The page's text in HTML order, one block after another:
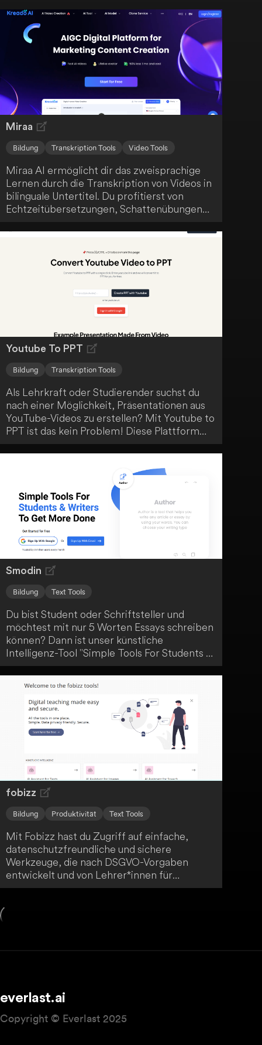
das Richtige für dich! Diese Anwendung
unterstützt bereits über 50 Plattformen und
erweitert ihr Angebot ständig, um dir eine
verbesserte Nutzererfahrung zu bieten. Egal,
in welcher Sprache du deine Videos
konsumierst - Immersive Translate hat die
passenden Untertitel für dich.
Miraa
Bildung Transkription Tools Video Tools
Miraa AI ermöglicht dir das zweisprachige
Lernen durch die Transkription von Videos in
bilinguale Untertitel. Du profitierst von
Echtzeitübersetzungen, Schattenübungen
innovative Plattform fördert dein effektives
Sprachenlernen auf moderne Weise.
Youtube To PPT
Bildung Transkription Tools
Als Lehrkraft oder Studierender suchst du
nach einer Möglichkeit, Präsentationen aus
YouTube-Videos zu erstellen? Mit Youtube to
PPT ist das kein Problem! Diese Plattform
nutzt YouTube als strukturierte
Wissensquelle und generiert per Eingabe
einer Video-URL automatisiert PowerPoint-
Präsentationen. Eine praktische Lösung, um
Lerninhalte anschaulich aufzubereiten.
Smodin
Bildung Text Tools
Du bist Student oder Schriftsteller und
möchtest mit nur 5 Worten Essays schreiben
können? Dann ist unser künstliche
Intelligenz-Tool "Simple Tools For Students &
Writers" genau das Richtige für dich.
Überraschenderweise einfach und effizient!
fobizz
Bildung Produktivität Text Tools
Mit Fobizz hast du Zugriff auf einfache,
datenschutzfreundliche und sichere
Werkzeuge, die nach DSGVO-Vorgaben
entwickelt und von Lehrer*innen für
Lehrer*innen erstellt wurden - ein
everlast.ai
Copyright © Everlast 2025